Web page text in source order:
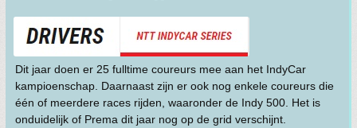
Dit jaar doen er 25 fulltime coureurs mee aan het IndyCar
kampioenschap. Daarnaast zijn er ook nog enkele coureurs die
één of meerdere races rijden, waaronder de Indy 500. Het is
onduidelijk of Prema dit jaar nog op de grid verschijnt.